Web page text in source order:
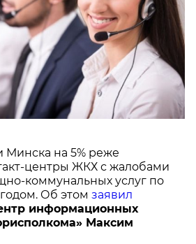
Минска на 5% реже
центры ЖКХ с жалобами
коммунальных услуг по
Об этомзаявил
информационных
Максим